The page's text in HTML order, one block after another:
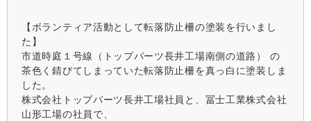
【ボランティア活動として転落防止柵の塗装を行いまし
た】
市道時庭１号線（トップパーツ長井工場南側の道路） の
茶色く錆びてしまっていた転落防止柵を真っ白に塗装しま
した。
株式会社トップパーツ長井工場社員と、冨士工業株式会社
山形工場の社員で、